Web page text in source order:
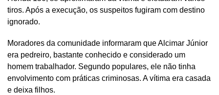
tiros. Após a execução, os suspeitos fugiram com destino
ignorado.
Moradores da comunidade informaram que Alcimar Júnior
era pedreiro, bastante conhecido e considerado um
homem trabalhador. Segundo populares, ele não tinha
envolvimento com práticas criminosas. A vítima era casada
e deixa filhos.